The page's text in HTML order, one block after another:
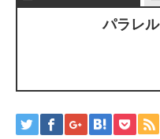
パラレル